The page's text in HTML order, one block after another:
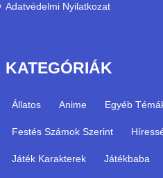
Adatvédelmi Nyilatkozat
KATEGÓRIÁK
Állatos Anime Egyéb
Festés Számok Szerint
Játék Karakterek Játékbaba